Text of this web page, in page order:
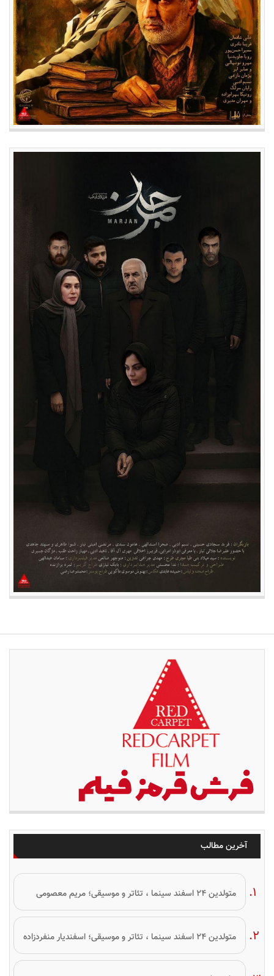
آخرین مطالب
متولدین ۲۴ اسفند سینما ، تئاتر و موسیقی؛ مریم معصومی
متولدین ۲۴ اسفند سینما ، تئاتر و موسیقی؛ اسفندیار منفردزاده